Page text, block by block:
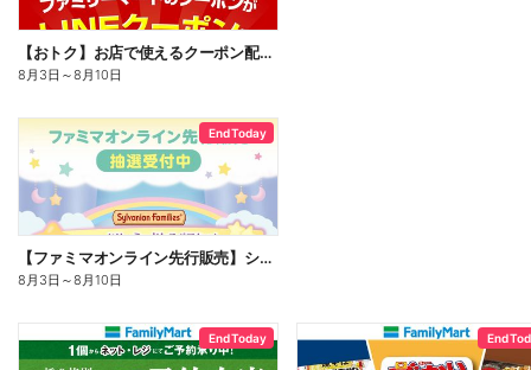
【おトク】お店で使えるクーポン配信中
8月3日 ～8月10日
End Today
【ファミマオンライン先行販売】シルバニアファミリー
8月3日 ～8月10日
End Today End